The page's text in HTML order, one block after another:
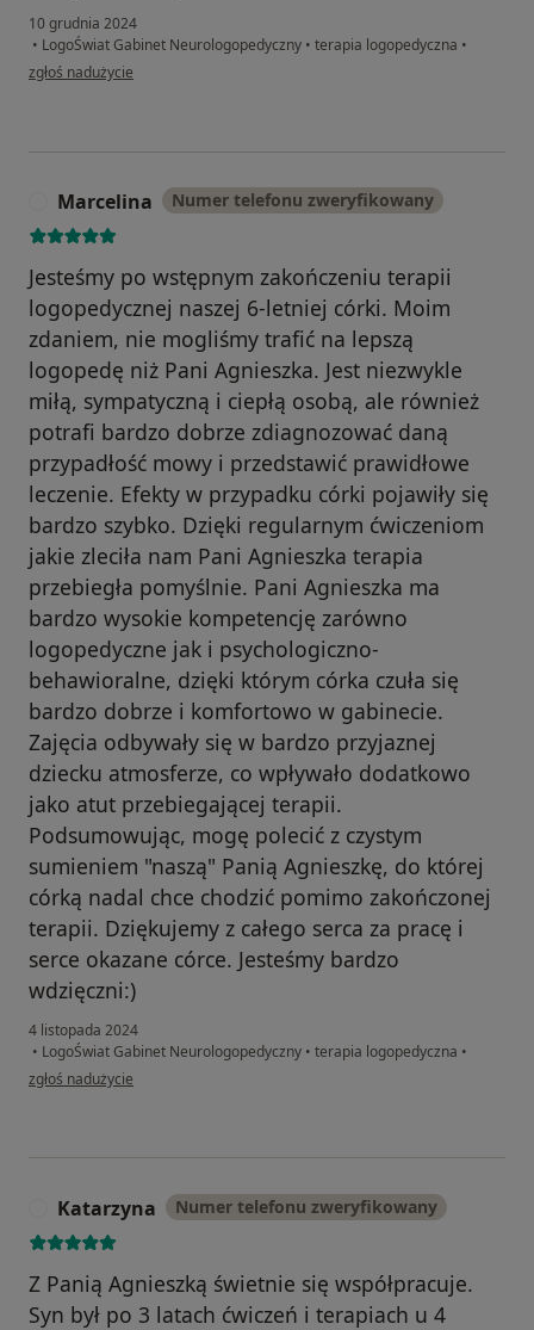
10 grudnia 2024
• LogoŚwiat Gabinet Neurologopedyczny • terapia logopedyczna •
w opinii użytkownika Martyna Duszkiewicz
zgłoś nadużycie
Marcelina Numer telefonu zweryfikowany
Jesteśmy po wstępnym zakończeniu terapii
logopedycznej naszej 6-letniej córki. Moim
zdaniem, nie mogliśmy trafić na lepszą
logopedę niż Pani Agnieszka. Jest niezwykle
miłą, sympatyczną i ciepłą osobą, ale również
potrafi bardzo dobrze zdiagnozować daną
przypadłość mowy i przedstawić prawidłowe
leczenie. Efekty w przypadku córki pojawiły się
bardzo szybko. Dzięki regularnym ćwiczeniom
jakie zleciła nam Pani Agnieszka terapia
przebiegła pomyślnie. Pani Agnieszka ma
bardzo wysokie kompetencję zarówno
logopedyczne jak i psychologiczno-
behawioralne, dzięki którym córka czuła się
bardzo dobrze i komfortowo w gabinecie.
Zajęcia odbywały się w bardzo przyjaznej
dziecku atmosferze, co wpływało dodatkowo
jako atut przebiegającej terapii.
Podsumowując, mogę polecić z czystym
sumieniem "naszą" Panią Agnieszkę, do której
córką nadal chce chodzić pomimo zakończonej
terapii. Dziękujemy z całego serca za pracę i
serce okazane córce. Jesteśmy bardzo
wdzięczni:)
4 listopada 2024
• LogoŚwiat Gabinet Neurologopedyczny • terapia logopedyczna •
w opinii użytkownika Marcelina
zgłoś nadużycie
Katarzyna Numer telefonu zweryfikowany
Z Panią Agnieszką świetnie się współpracuje.
Syn był po 3 latach ćwiczeń i terapiach u 4